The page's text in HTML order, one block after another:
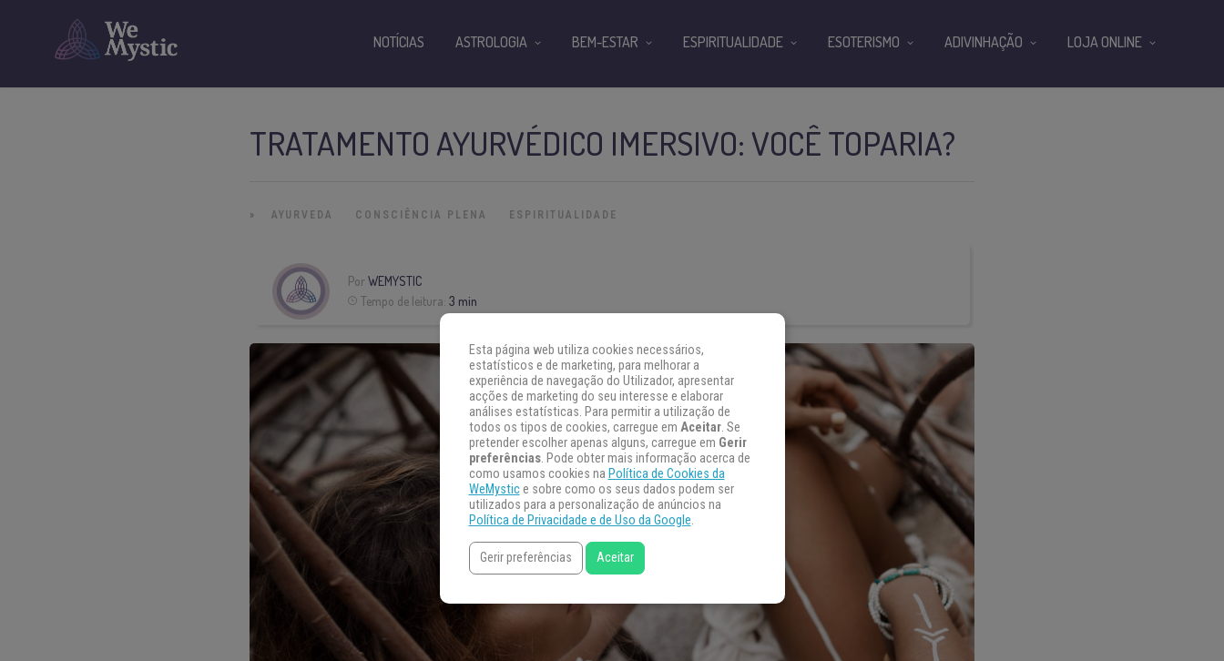
TRATAMENTO AYURVÉDICO IMERSIVO: VOCÊ TOPARIA?
» AYURVEDA CONSCIÊNCIA PLENA ESPIRITUALIDADE
PorWEMYSTIC
Tempo de leitura:3 min
NOTÍCIAS ASTROLOGIA BEM-ESTAR ESPIRITUALIDADE ESOTERISMO ADIVINHAÇÃO LOJA ONLINE
Esta página web utiliza cookies necessários,
estatísticos e de marketing, para melhorar a
experiência de navegação do Utilizador, apresentar
acções de marketing do seu interesse e elaborar
análises estatísticas. Para permitir a utilização de
todos os tipos de cookies, carregue em Aceitar. Se
pretender escolher apenas alguns, carregue em Gerir
preferências. Pode obter mais informação acerca de
como usamos cookies na Política de Cookies da
WeMystice sobre como os seus dados podem ser
utilizados para a personalização de anúncios na
Política de Privacidade e de Uso da Google.
Gerir preferências Aceitar